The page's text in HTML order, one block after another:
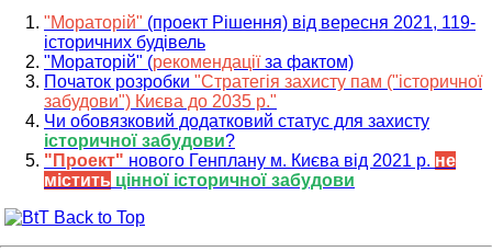
"Мораторій" (проект Рішення) від вересня 2021, 119-
історичних будівель
"Мораторій" (рекомендаціїза фактом)
Початок розробки "Стратегія захисту пам ("історичної
забудови") Києва до 2035 р."
Чи обовязковий додатковий статус для захисту
історичної забудови?
"Проект" нового Генплану м. Києва від 2021 р. не
містить цінної історичної забудови
Back to Top